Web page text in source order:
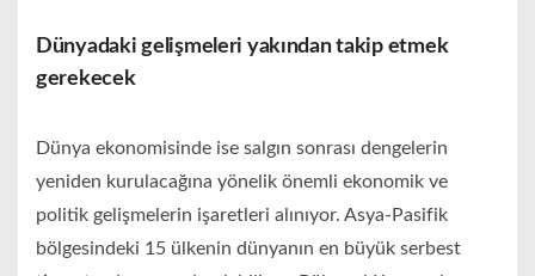
Dünyadaki gelişmeleri yakından takip etmek
gerekecek
Dünya ekonomisinde ise salgın sonrası dengelerin
yeniden kurulacağına yönelik önemli ekonomik ve
politik gelişmelerin işaretleri alınıyor. Asya-Pasifik
bölgesindeki 15 ülkenin dünyanın en büyük serbest